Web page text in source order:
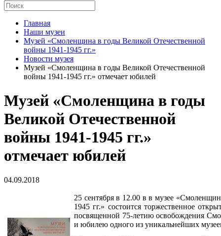
Главная
Наши музеи
Музей «Смоленщина в годы Великой Отечественной
войны 1941-1945 гг.»
Новости музея
Музей «Смоленщина в годы Великой Отечественной
войны 1941-1945 гг.» отмечает юбилей
Музей «Смоленщина в годы
Великой Отечественной
войны 1941-1945 гг.»
отмечает юбилей
04.09.2018
25 сентября в 12.00 в в музее
1945 гг.» состоится торжественное
посвященной 75-летию освобождения
и юбилею одного из уникальнейших